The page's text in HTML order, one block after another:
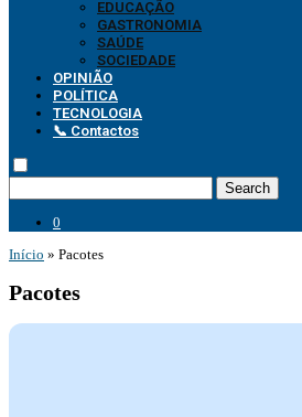
EDUCAÇÃO
GASTRONOMIA
SAÚDE
SOCIEDADE
OPINIÃO
POLÍTICA
TECNOLOGIA
📞 Contactos
Search
0
Início » Pacotes
Pacotes